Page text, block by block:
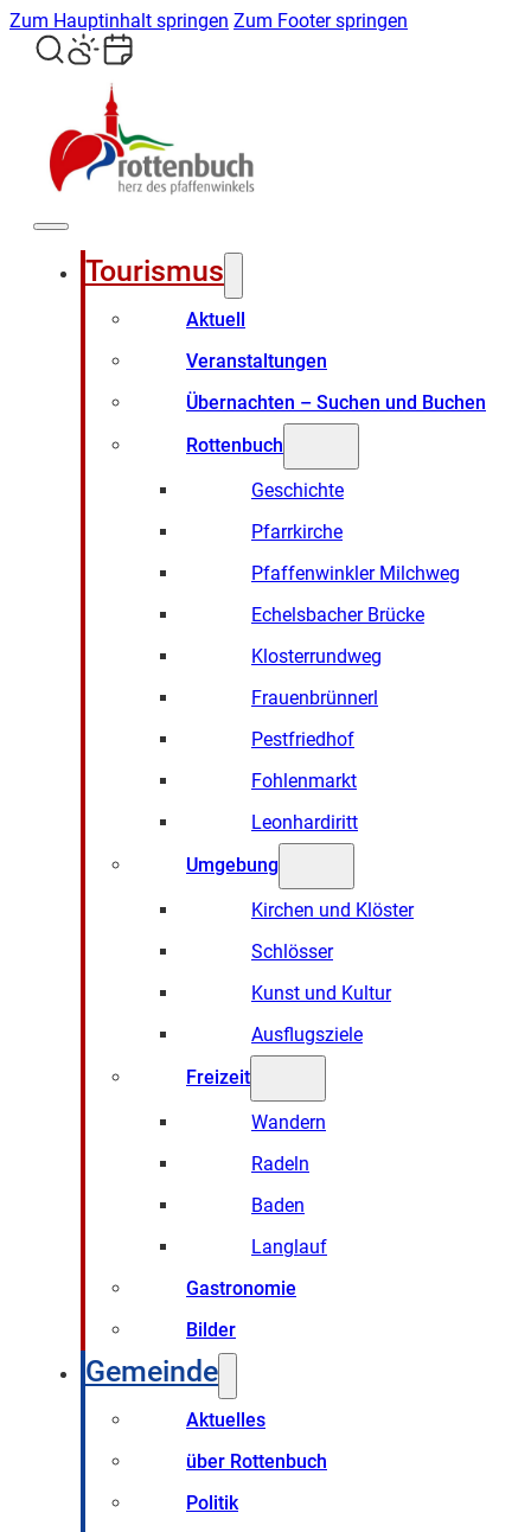
Zum Hauptinhalt springen Zum Footer springen
Tourismus
Aktuell
Veranstaltungen
Übernachten – Suchen und Buchen
Rottenbuch
Geschichte
Pfarrkirche
Pfaffenwinkler Milchweg
Echelsbacher Brücke
Klosterrundweg
Frauenbrünnerl
Pestfriedhof
Fohlenmarkt
Leonhardiritt
Umgebung
Kirchen und Klöster
Schlösser
Kunst und Kultur
Ausflugsziele
Freizeit
Wandern
Radeln
Baden
Langlauf
Gastronomie
Bilder
Gemeinde
Aktuelles
über Rottenbuch
Politik